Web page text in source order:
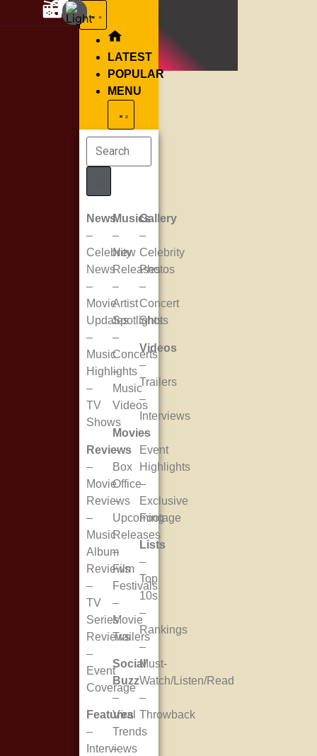
LATEST
POPULAR
MENU
News
–
Celebrity
News
–
Movie
Updates
–
Music
Highlights
–
TV
Shows
Reviews
–
Movie
Reviews
–
Music
Album
Reviews
–
TV
Series
Reviews
–
Event
Coverage
Features
–
Interviews
Musics
–
New
Releases
–
Artist
Spotlights
–
Concerts
–
Music
Videos
Movies
–
Box
Office
–
Upcoming
Releases
–
Film
Festivals
–
Movie
Trailers
Social
Buzz
–
Viral
Trends
–
Gallery
–
Celebrity
Photos
–
Concert
Shots
Videos
–
Trailers
–
Interviews
–
Event
Highlights
–
Exclusive
Footage
Lists
–
Top
10s
–
Rankings
–
Must-
Watch/Listen/Read
–
Throwback